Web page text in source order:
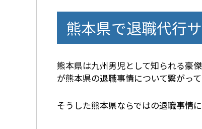
熊本県で退職代行
熊本県は九州男児として知られる豪
が熊本県の退職事情について繋がっ
そうした熊本県ならではの退職事情